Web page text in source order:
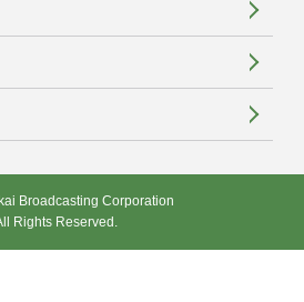
Broadcasting Corporation
Rights Reserved.